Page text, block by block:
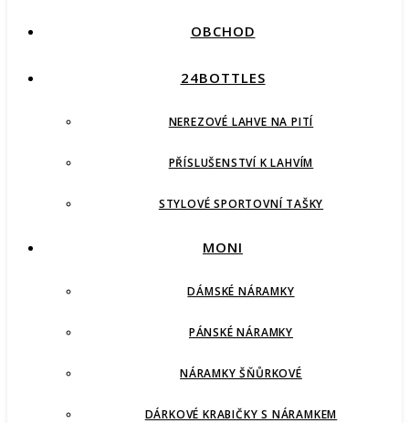
OBCHOD
24BOTTLES
NEREZOVÉ LAHVE NA PITÍ
PŘÍSLUŠENSTVÍ K LAHVÍM
STYLOVÉ SPORTOVNÍ TAŠKY
MONI
DÁMSKÉ NÁRAMKY
PÁNSKÉ NÁRAMKY
NÁRAMKY ŠŇŮRKOVÉ
DÁRKOVÉ KRABIČKY S NÁRAMKEM